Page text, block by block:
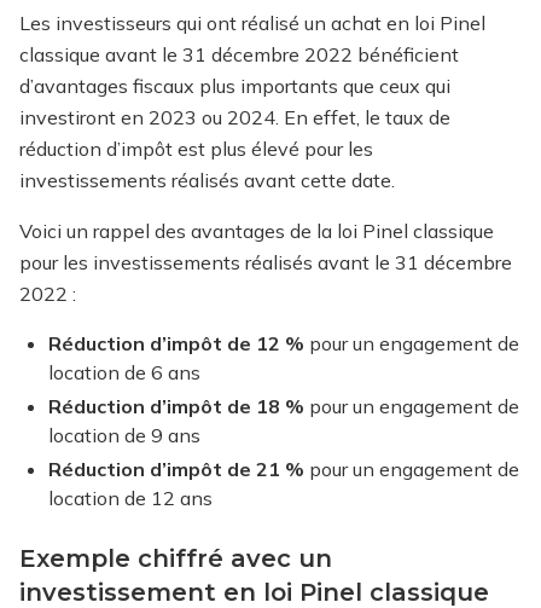
Les investisseurs qui ont réalisé un achat en loi Pinel
classique avant le 31 décembre 2022 bénéficient
d’avantages fiscaux plus importants que ceux qui
investiront en 2023 ou 2024. En effet, le taux de
réduction d’impôt est plus élevé pour les
investissements réalisés avant cette date.
Voici un rappel des avantages de la loi Pinel classique
pour les investissements réalisés avant le 31 décembre
2022 :
Réduction d’impôt de 12 % pour un engagement de
location de 6 ans
Réduction d’impôt de 18 % pour un engagement de
location de 9 ans
Réduction d’impôt de 21 % pour un engagement de
location de 12 ans
Exemple chiffré avec un
investissement en loi Pinel classique